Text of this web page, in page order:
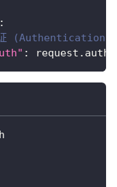
:
(Authentication)
: request . auth